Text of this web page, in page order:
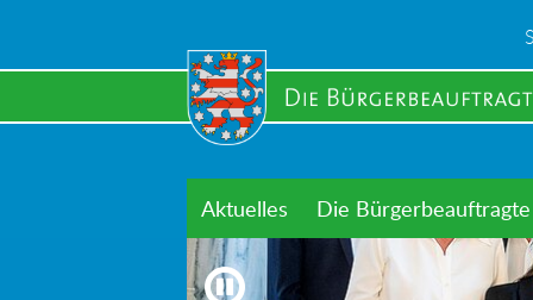
main
Aktuelles Die Bürgerbeauftragte